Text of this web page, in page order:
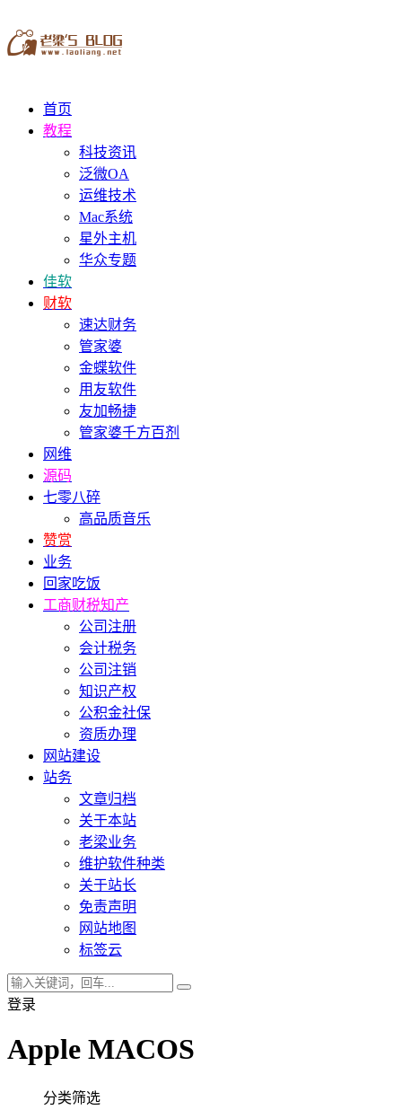
首页
教程
科技资讯
泛微OA
运维技术
Mac系统
星外主机
华众专题
佳软
财软
速达财务
管家婆
金蝶软件
用友软件
友加畅捷
管家婆千方百剂
网维
源码
七零八碎
高品质音乐
赞赏
业务
回家吃饭
工商财税知产
公司注册
会计税务
公司注销
知识产权
公积金社保
资质办理
网站建设
站务
文章归档
关于本站
老梁业务
维护软件种类
关于站长
免责声明
网站地图
标签云
登录
Apple MACOS
分类筛选